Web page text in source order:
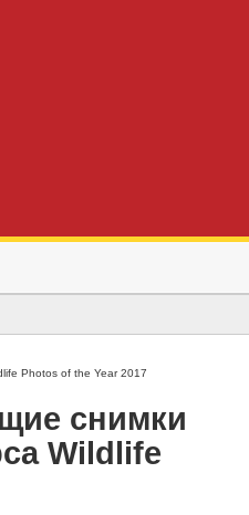
Photos of the Year 2017
снимки
Wildlife